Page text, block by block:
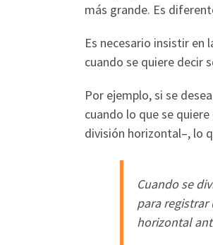
más grande. Es
Es necesario insistir en
cuando se quiere decir
Por ejemplo, si se
cuando lo que se
división horizontal–, lo
Cuando se
para
horizontal